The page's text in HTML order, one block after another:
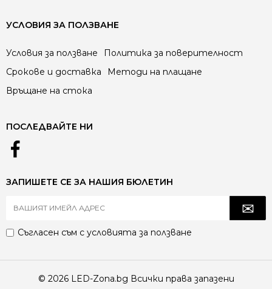
УСЛОВИЯ ЗА ПОЛЗВАНЕ
Условия за ползване
Политика за поверителност
Срокове и доставка
Методи на плащане
Връщане на стока
ПОСЛЕДВАЙТЕ НИ
ЗАПИШЕТЕ СЕ ЗА НАШИЯ БЮЛЕТИН
Съгласен съм с условията за ползване
© 2026 LED-Zona.bg Всички права запазени